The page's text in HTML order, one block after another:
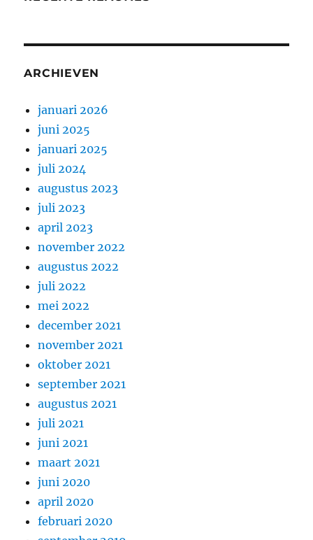
ARCHIEVEN
januari 2026
juni 2025
januari 2025
juli 2024
augustus 2023
juli 2023
april 2023
november 2022
augustus 2022
juli 2022
mei 2022
december 2021
november 2021
oktober 2021
september 2021
augustus 2021
juli 2021
juni 2021
maart 2021
juni 2020
april 2020
februari 2020